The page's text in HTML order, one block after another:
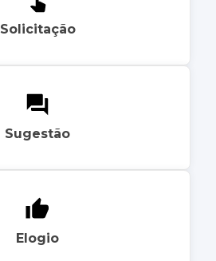
Solicitação
Sugestão
Elogio